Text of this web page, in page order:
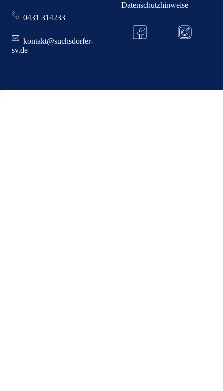
0431 314233
kontakt@suchsdorfer-
sv.de
Datenschutzhinweise